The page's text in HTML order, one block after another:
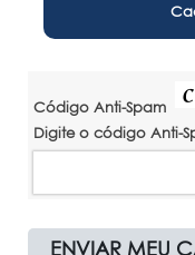
Código Anti-Spam
Digite o código Anti-